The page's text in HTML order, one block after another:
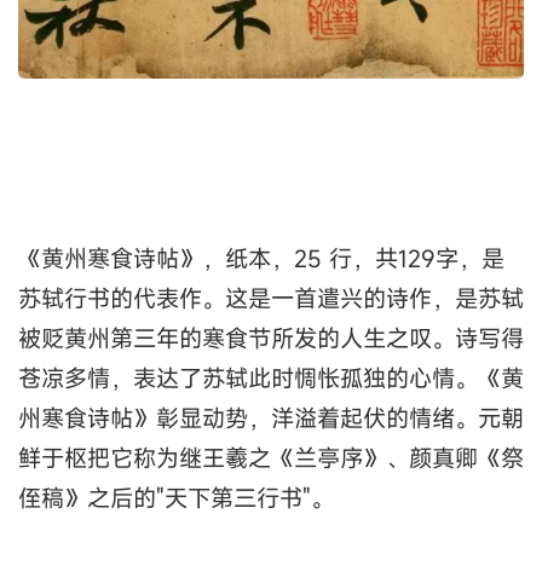
《黄州寒食诗帖》，纸本，25 行，共129字，是
苏轼行书的代表作。这是一首遣兴的诗作，是苏轼
被贬黄州第三年的寒食节所发的人生之叹。诗写得
苍凉多情，表达了苏轼此时惆怅孤独的心情。《黄
州寒食诗帖》彰显动势，洋溢着起伏的情绪。元朝
鲜于枢把它称为继王羲之《兰亭序》、颜真卿《祭
侄稿》之后的"天下第三行书"。